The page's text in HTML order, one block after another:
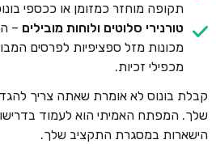
תקופה מוחזר כמזומן או ככספי
טורנירי סלוטים ולוחות מובילים –
מכונות מזל ספציפיות לפרסים
מכפילי זכיות.
קבלת בונוס לא אומרת שאתה צריך
שלך. המפתח האמיתי הוא לעמוד
הישארות במסגרת התקציב שלך.